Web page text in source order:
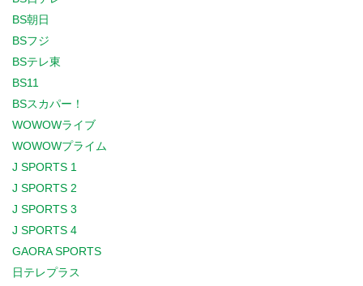
BS朝日
BSフジ
BSテレ東
BS11
BSスカパー！
WOWOWライブ
WOWOWプライム
J SPORTS 1
J SPORTS 2
J SPORTS 3
J SPORTS 4
GAORA SPORTS
日テレプラス